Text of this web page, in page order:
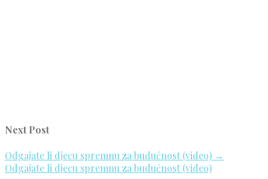
Next Post
Odgajate li djecu spremnu za budućnost (video) →
Odgajate li djecu spremnu za budućnost (video)